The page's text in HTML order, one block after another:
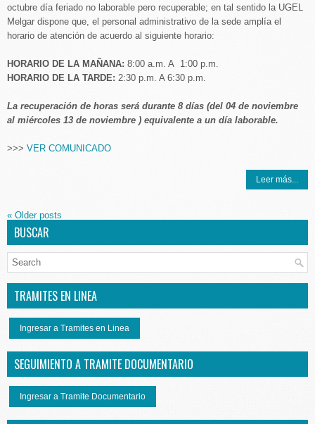
octubre día feriado no laborable pero recuperable; en tal sentido la UGEL
Melgar dispone que, el personal administrativo de la sede amplía el
horario de atención de acuerdo al siguiente horario:
HORARIO DE LA MAÑANA: 8:00 a.m. A 1:00 p.m.
HORARIO DE LA TARDE: 2:30 p.m. A 6:30 p.m.
La recuperación de horas será durante 8 días (del 04 de noviembre
al miércoles 13 de noviembre ) equivalente a un día laborable.
>>> VER COMUNICADO
Leer más...
« Older posts
BUSCAR
TRAMITES EN LINEA
Ingresar a Tramites en Linea
SEGUIMIENTO A TRAMITE DOCUMENTARIO
Ingresar a Tramite Documentario